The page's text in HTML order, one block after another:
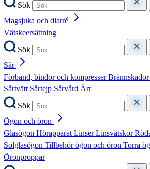
Sök
Magsjuka och diarré
Vätskeersättning
Sök
Sår
Förband, bindor och kompresserBrännskador
Sårtvätt Sårtejp Sårvård Ärr
Sök
Ögon och öron
Glasögon HörapparatLinserLinsvätskor
Solglasögon Tillbehör ögon och öron Torra
Öronproppar